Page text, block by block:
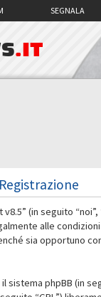
SEGNALA
.IT
v8.5” (in seguito
alle condizioni
sia opportuno
sistema phpBB (in